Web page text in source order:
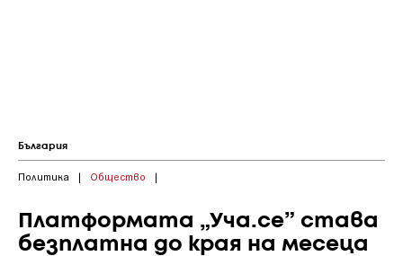
България
Политика | Общество |
Платформата „Уча.се” става
безплатна до края на месеца